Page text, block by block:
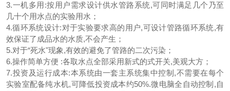
3.一机多用:按用户需求设计供水管路系统,可同时满足几个乃至
几十个用水点的实验用水；
4.循环系统设计:对于实验要求高的用户,可设计管路循环系统,有
效保证了成品水的水质,不会产生；
5.对于“死水"现象,有效的避免了管路的二次污染；
6.操作简单方便 :各取水点全部采用新式的式开关,美观大方；
7.投资及运行成本:本系统由一套主系统集中控制,不需要在每个
实验室配备纯水机,可降低投资成本约50%.微电脑全自动控制,自